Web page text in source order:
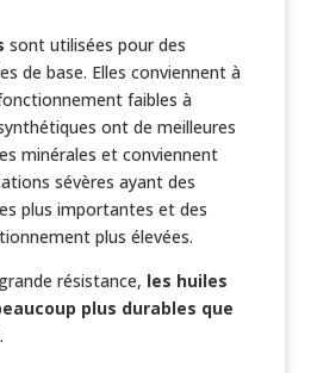
sont utilisées pour des
de base. Elles conviennent à
faibles à
ont de meilleures
minérales et conviennent
sévères ayant des
plus importantes et des
plus élevées.
résistance, les huiles
plus durables que
.